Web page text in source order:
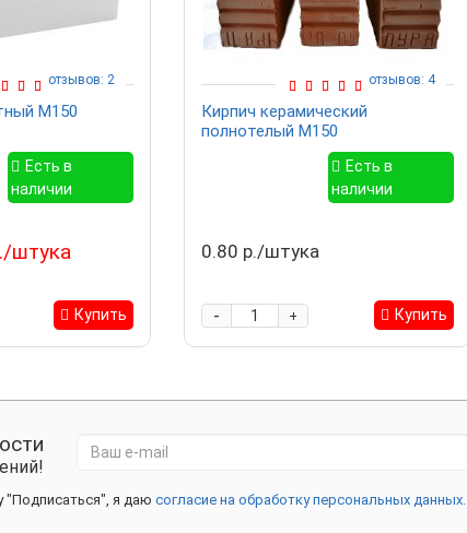
М150
отзывов: 2
Есть в
наличии
штука
Купить
Кирпич керамический
полнотелый М150
отзывов: 4
Есть в
наличии
0.80 р./штука
+
- Купить
"Подписаться", я даю согласие на обработку персональных данных.